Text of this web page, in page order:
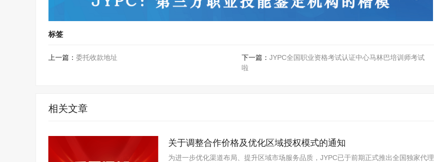
标签
上一篇： 委托收款地址 下一篇： JYPC全国职业资格考试认证中心马林巴培训师考试
啦
相关文章
关于调整合作价格及优化区域授权模式的通知
为进一步优化渠道布局、提升区域市场服务品质，JYPC已于前期正式推出全国独家代理